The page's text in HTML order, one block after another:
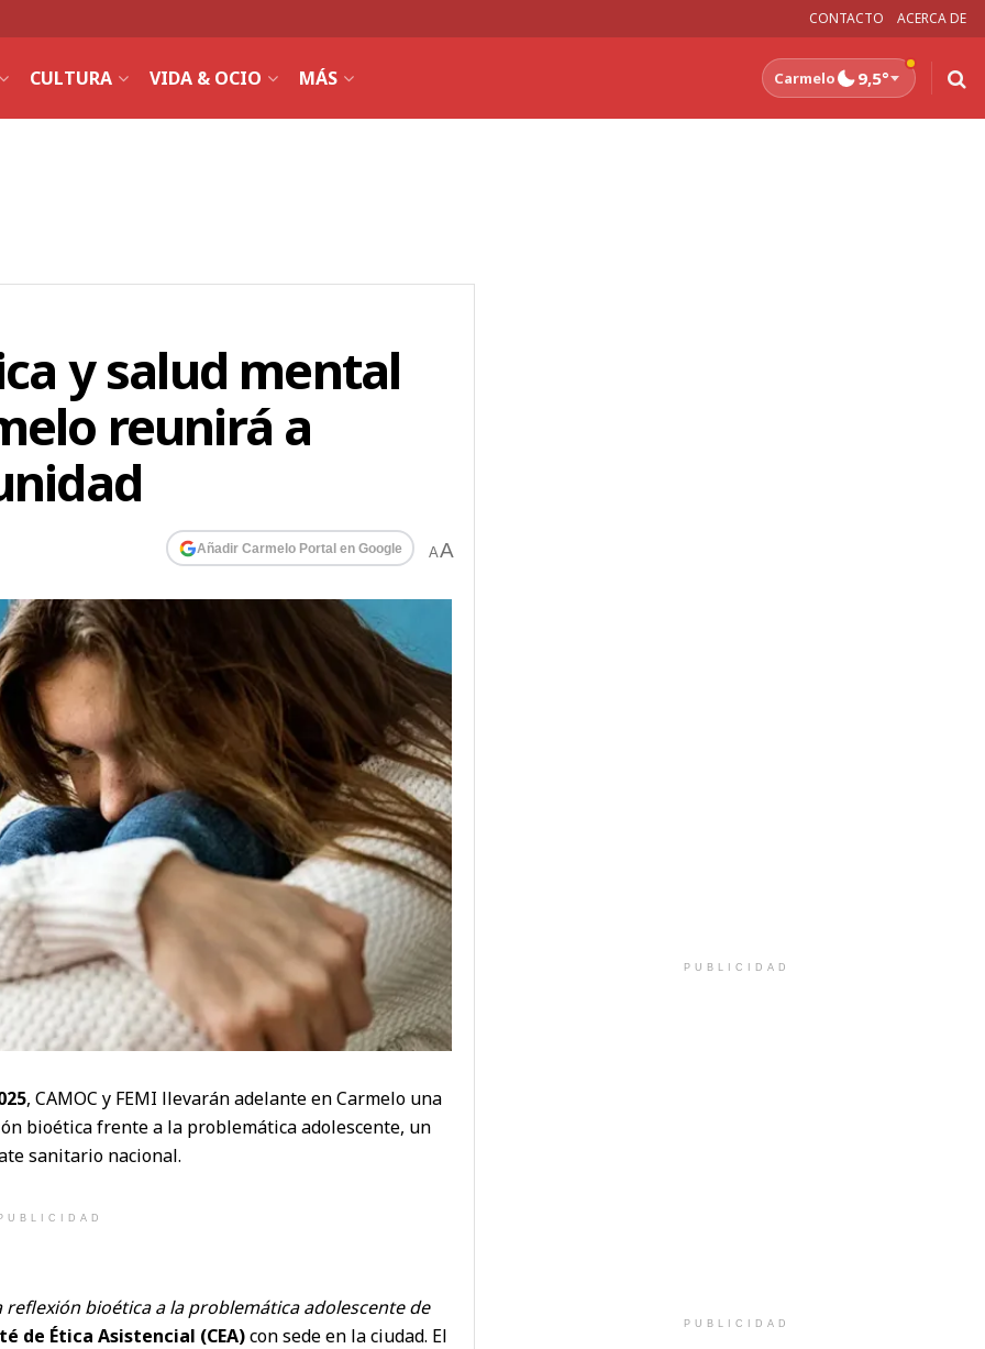
CONTACTO ACERCA DE
CULTURA VIDA & OCIO MÁS Carmelo 9,5°
y salud mental
reunirá a
Añadir Carmelo Portal en Google AA
, CAMOC y FEMI llevarán adelante en Carmelo una
bioética frente a la problemática adolescente, un
sanitario nacional.
reflexión bioética a la problemática adolescente de
de Ética Asistencial (CEA)con sede en la ciudad. El
PUBLICIDAD
PUBLICIDAD